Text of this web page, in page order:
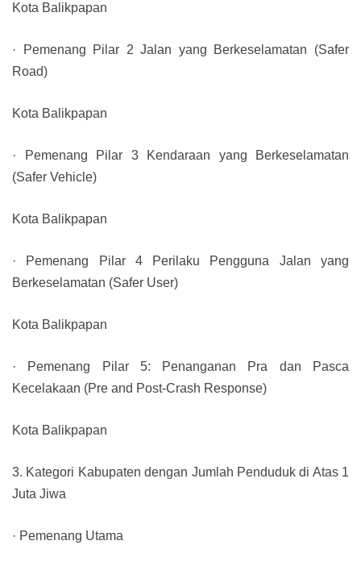
Kota Balikpapan
· Pemenang Pilar 2 Jalan yang Berkeselamatan (Safer
Road)
Kota Balikpapan
· Pemenang Pilar 3 Kendaraan yang Berkeselamatan
(Safer Vehicle)
Kota Balikpapan
· Pemenang Pilar 4 Perilaku Pengguna Jalan yang
Berkeselamatan (Safer User)
Kota Balikpapan
· Pemenang Pilar 5: Penanganan Pra dan Pasca
Kecelakaan (Pre and Post-Crash Response)
Kota Balikpapan
3. Kategori Kabupaten dengan Jumlah Penduduk di Atas 1
Juta Jiwa
· Pemenang Utama